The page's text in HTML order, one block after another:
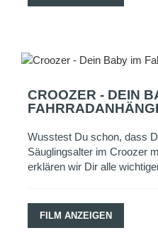
CROOZER - DEIN
Wusstest Du schon, dass
Säuglingsalter im Croozer
erklären wir Dir alle
FILM ANZEIGEN